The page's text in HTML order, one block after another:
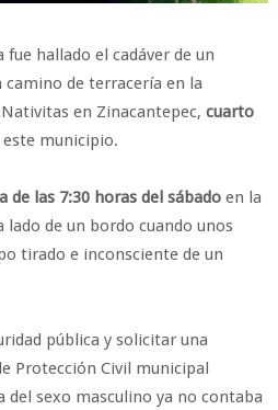
fue hallado el cadáver de un
de terracería en la
en Zinacantepec, cuarto
municipio.
de las 7:30 horas del sábadoen la
lado de un bordo cuando unos
tirado e inconsciente de un
pública y solicitar una
Protección Civil municipal
sexo masculino ya no contaba